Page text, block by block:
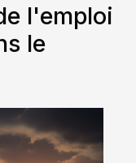
l'emploi
le